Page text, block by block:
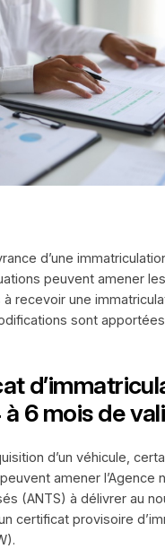
d’une
peuvent amener
recevoir une
sont
6 mois de
d’un véhicule,
amener l’Agence
(ANTS) à délivrer au
certificat provisoire